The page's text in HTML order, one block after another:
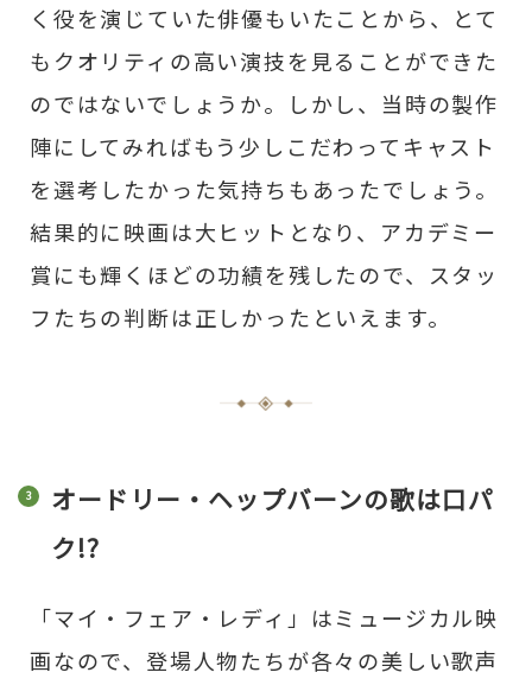
く役を演じていた俳優もいたことから、とて
もクオリティの高い演技を見ることができた
のではないでしょうか。しかし、当時の製作
陣にしてみればもう少しこだわってキャスト
を選考したかった気持ちもあったでしょう。
結果的に映画は大ヒットとなり、アカデミー
賞にも輝くほどの功績を残したので、スタッ
フたちの判断は正しかったといえます。
オードリー・ヘップバーンの歌は口パ
ク!?
「マイ・フェア・レディ」はミュージカル映
画なので、登場人物たちが各々の美しい歌声